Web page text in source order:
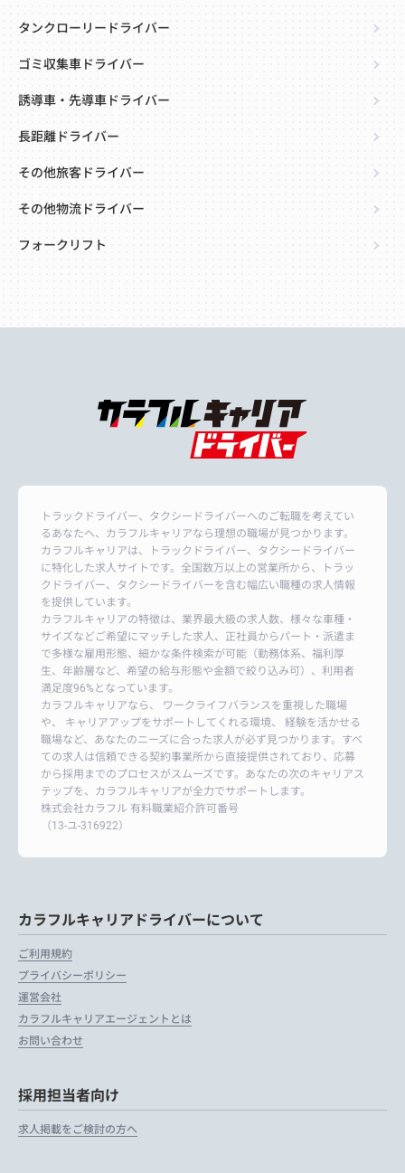
タンクローリードライバー
ゴミ収集車ドライバー
誘導車・先導車ドライバー
長距離ドライバー
その他旅客ドライバー
その他物流ドライバー
フォークリフト
トラックドライバー、タクシードライバーへのご転職を考えてい
るあなたへ、カラフルキャリアなら理想の職場が見つかります。
カラフルキャリアは、トラックドライバー、タクシードライバー
に特化した求人サイトです。全国数万以上の営業所から、トラッ
クドライバー、タクシードライバーを含む幅広い職種の求人情報
を提供しています。
カラフルキャリアの特徴は、業界最大級の求人数、様々な車種・
サイズなどご希望にマッチした求人、正社員からパート・派遣ま
で多様な雇用形態、細かな条件検索が可能（勤務体系、福利厚
生、年齢層など、希望の給与形態や金額で絞り込み可）、利用者
満足度96%となっています。
カラフルキャリアなら、 ワークライフバランスを重視した職場
や、 キャリアアップをサポートしてくれる環境、 経験を活かせる
職場など、あなたのニーズに合った求人が必ず見つかります。すべ
ての求人は信頼できる契約事業所から直接提供されており、応募
から採用までのプロセスがスムーズです。あなたの次のキャリアス
テップを、カラフルキャリアが全力でサポートします。
株式会社カラフル 有料職業紹介許可番号
（13-ユ-316922）
カラフルキャリアドライバーについて
ご利用規約
プライバシーポリシー
運営会社
カラフルキャリアエージェントとは
お問い合わせ
採用担当者向け
求人掲載をご検討の方へ